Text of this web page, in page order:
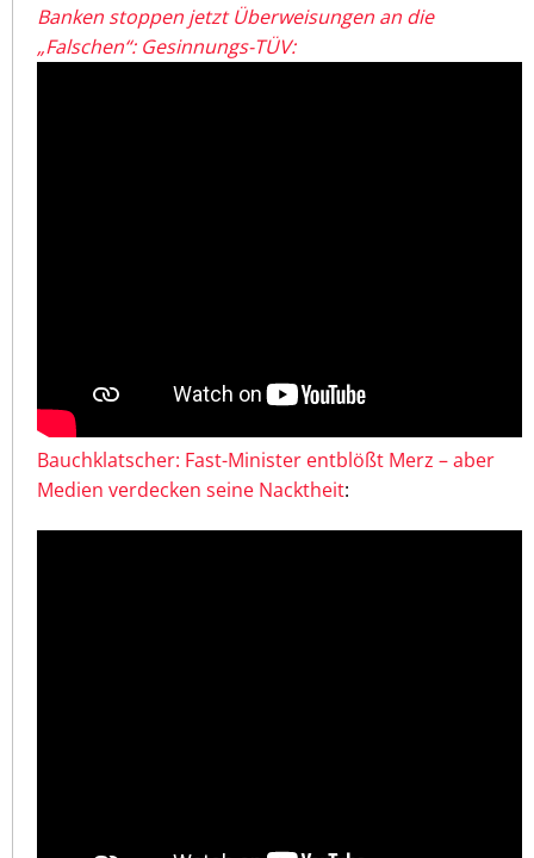
Banken stoppen jetzt Überweisungen an die
„Falschen“: Gesinnungs-TÜV:
Bauchklatscher: Fast-Minister entblößt Merz – aber
Medien verdecken seine Nacktheit: